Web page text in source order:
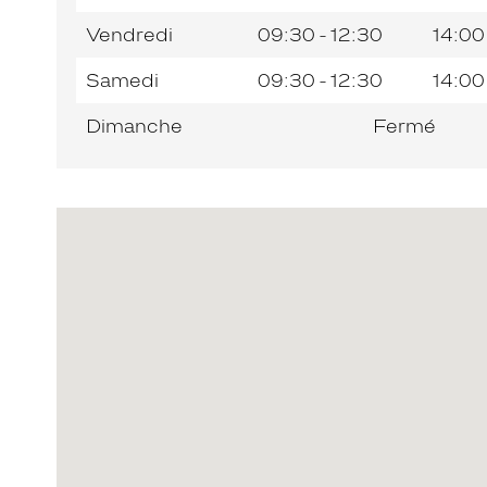
Vendredi 09:30 - 12:30
Samedi 09:30 - 12:30
Dimanche Fermé